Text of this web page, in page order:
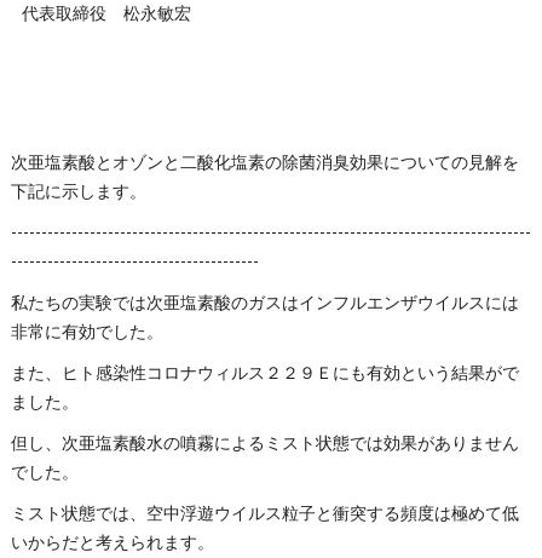
代表取締役 松永敏宏
次亜塩素酸とオゾンと二酸化塩素の除菌消臭効果についての見解を
下記に示します。
--------------------------------------------------------------------------------------
-----------------------------------------
私たちの実験では次亜塩素酸のガスはインフルエンザウイルスには
非常に有効でした。
また、ヒト感染性コロナウィルス２２９Ｅにも有効という結果がで
ました。
但し、次亜塩素酸水の噴霧によるミスト状態では効果がありません
でした。
ミスト状態では、空中浮遊ウイルス粒子と衝突する頻度は極めて低
いからだと考えられます。